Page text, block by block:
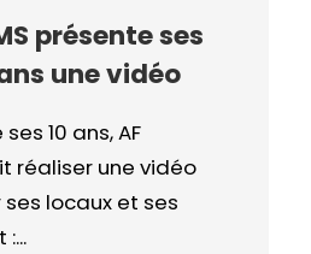
présente ses
une vidéo
10 ans, AF
réaliser une vidéo
locaux et ses